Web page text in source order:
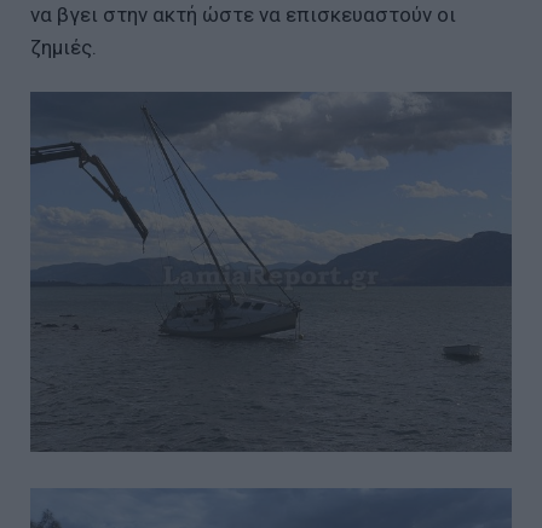
να βγει στην ακτή ώστε να επισκευαστούν οι
ζημιές.